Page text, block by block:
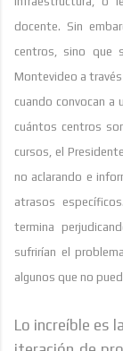
docente. Sin
centros, sino que
Montevideo a
cuando convocan a
cuántos centros
cursos, el
no aclarando e
atrasos
termina
sufrirían el
algunos que no
Lo increíble es